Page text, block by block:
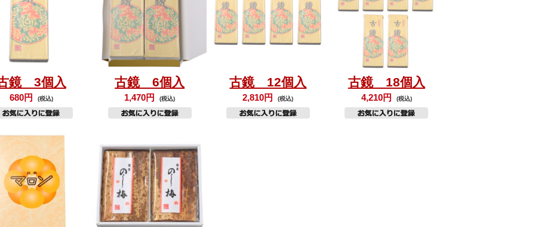
鏡 3個入
680円 (税込)
古鏡 6個入
1,470円 (税込)
古鏡 12個入
2,810円 (税込)
古鏡 18個入
4,210円 (税込)